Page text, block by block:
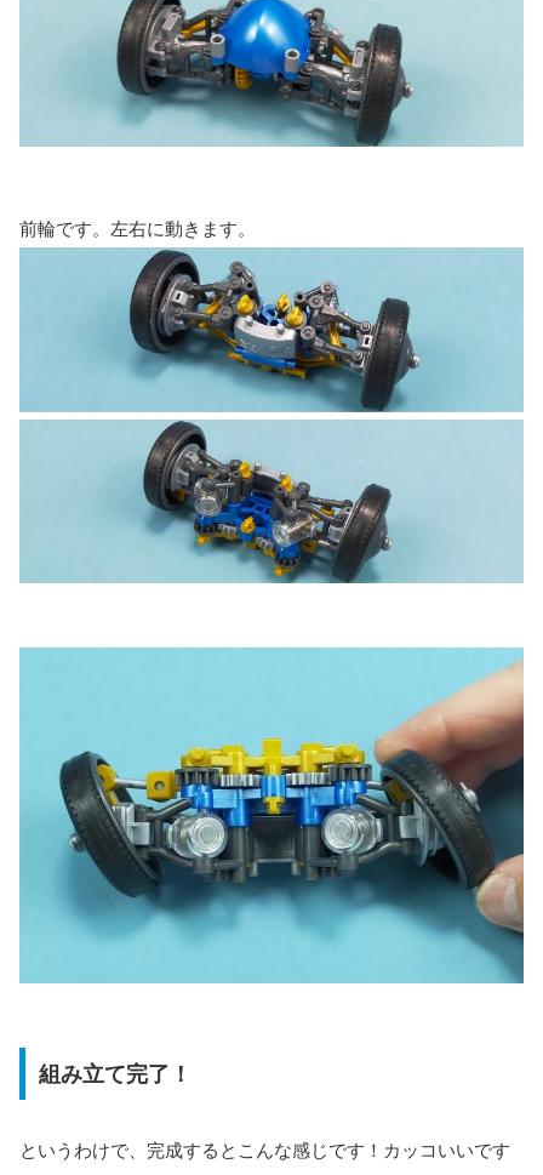
前輪です。左右に動きます。
組み立て完了！
というわけで、完成するとこんな感じです！カッコいいです